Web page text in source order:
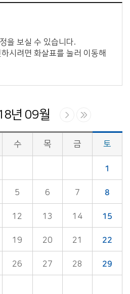
을 보실 수 있습니다.
시려면 화살표를 눌러 이동해
년 09월
수 목 금 토
1
5 6 7 8
12 13 14 15
19 20 21 22
26 27 28 29